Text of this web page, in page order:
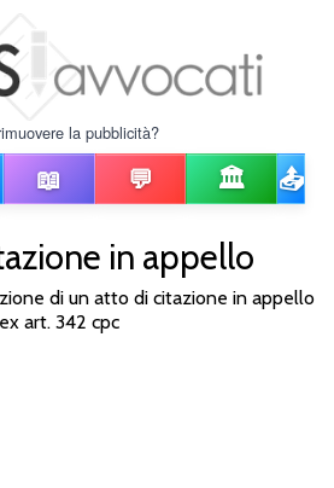
la pubblicità?
📖 💬 🏛️ 📤
in appello
di un atto di citazione in appello
ex art. 342 cpc